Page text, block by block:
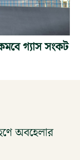
গ্যাস সংকট
অবহেলার